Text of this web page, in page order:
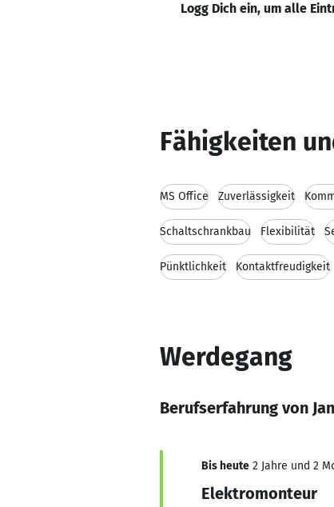
Logg Dich ein, um alle
Fähigkeiten
MS Office Zuverlässigkeit
Schaltschrankbau Flexibilität
Pünktlichkeit Kontaktfreudigkeit
Werdegang
Berufserfahrung von
Bis heute 2 Jahre und 2
Elektromonteur